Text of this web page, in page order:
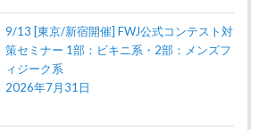
9/13 [東京/新宿開催] FWJ公式コンテスト対
策セミナー 1部：ビキニ系・2部：メンズフ
ィジーク系
2026年7月31日